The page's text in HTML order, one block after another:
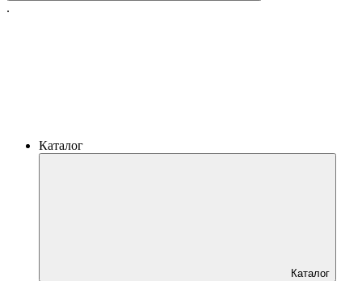
.
Каталог
Каталог